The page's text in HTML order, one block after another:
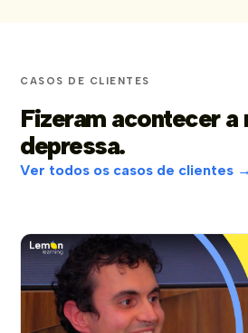
CASOS DE CLIENTES
Fizeram acontecer a
depressa.
Ver todos os casos de clientes →